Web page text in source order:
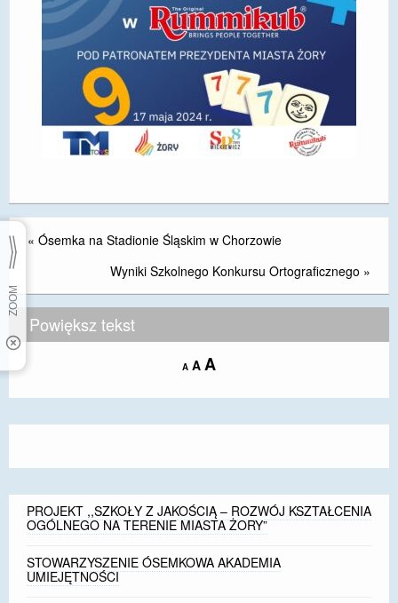
« Ósemka na Stadionie Śląskim w Chorzowie
Wyniki Szkolnego Konkursu Ortograficznego »
Powiększ tekst
A Decrease
size.
A Reset
size.
AIncrease
size.
PROJEKT ,,SZKOŁY Z JAKOŚCIĄ – ROZWÓJ KSZTAŁCENIA
OGÓLNEGO NA TERENIE MIASTA ŻORY”
STOWARZYSZENIE ÓSEMKOWA AKADEMIA
UMIEJĘTNOŚCI